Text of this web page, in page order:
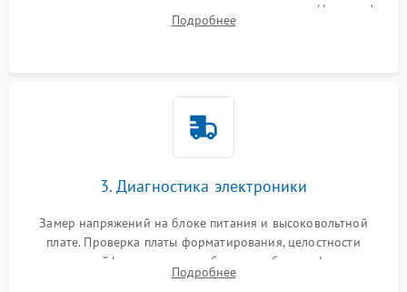
захвата, термопленки и прижимного вала в печи (фьюзере).
Проверка оптики сканера на загрязнения.
Подробнее
3. Диагностика электроники
Замер напряжений на блоке питания и высоковольтной
плате. Проверка платы форматирования, целостности
плоских шлейфов сканера и работоспособности флажков и
оптопар (датчиков прохождения бумаги).
Подробнее